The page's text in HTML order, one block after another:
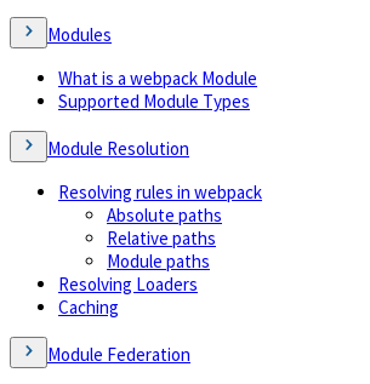
Modules
What is a webpack Module
Supported Module Types
Module Resolution
Resolving rules in webpack
Absolute paths
Relative paths
Module paths
Resolving Loaders
Caching
Module Federation